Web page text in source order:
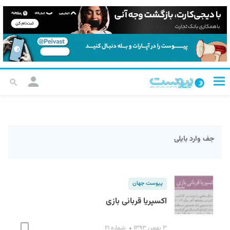
جف وارد بایلی
پیوست جهان
اکسپریا قربانی بازی
۳ بهمن ۱۳۹۳ شماره ۲۱